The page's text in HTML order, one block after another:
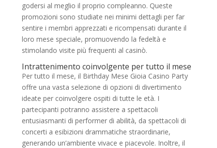
godersi al meglio il proprio compleanno. Queste
promozioni sono studiate nei minimi dettagli per far
sentire i membri apprezzati e ricompensati durante il
loro mese speciale, promuovendo la fedeltà e
stimolando visite più frequenti al casinò.
Intrattenimento coinvolgente per tutto il mese
Per tutto il mese, il Birthday Mese Gioia Casino Party
offre una vasta selezione di opzioni di divertimento
ideate per coinvolgere ospiti di tutte le età. I
partecipanti potranno assistere a spettacoli
entusiasmanti di performer di abilità, da spettacoli di
concerti a esibizioni drammatiche straordinarie,
generando un’ambiente vivace e piacevole. Inoltre, il